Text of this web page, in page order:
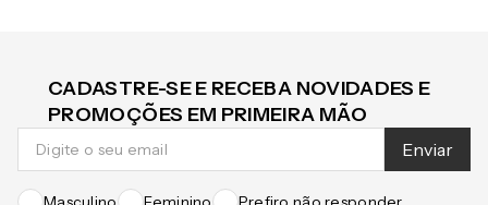
CADASTRE-SE E RECEBA NOVIDADES E
PROMOÇÕES EM PRIMEIRA MÃO
Enviar